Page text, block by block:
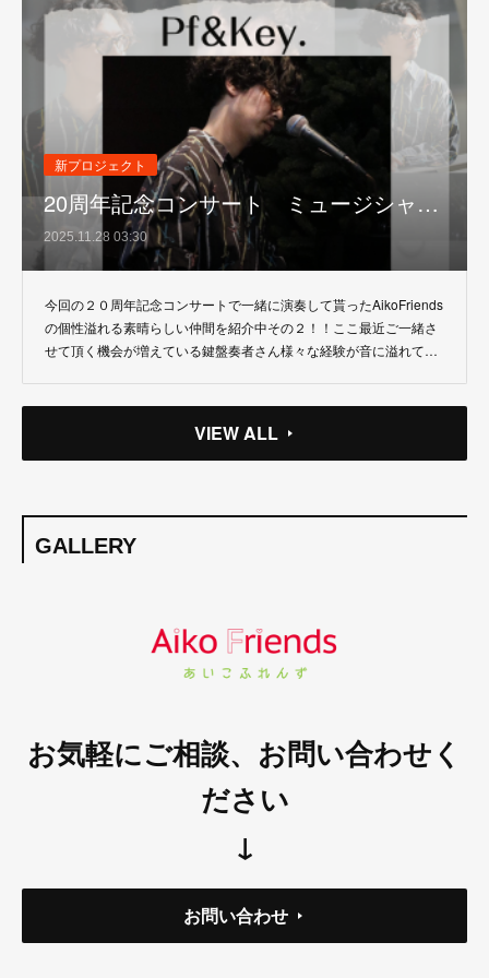
新プロジェクト
20周年記念コンサート ミュージシャ…
2025.11.28 03:30
今回の２０周年記念コンサートで一緒に演奏して貰ったAikoFriends
の個性溢れる素晴らしい仲間を紹介中その２！！ここ最近ご一緒さ
せて頂く機会が増えている鍵盤奏者さん様々な経験が音に溢れて…
VIEW ALL
GALLERY
お気軽にご相談、お問い合わせく
ださい
↓
お問い合わせ